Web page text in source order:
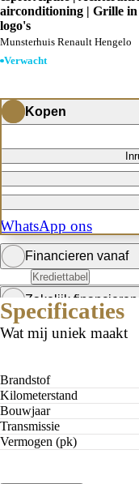
airconditioning | Grille
logo's
Munsterhuis Renault Hengelo
Verwacht
Kopen
WhatsApp ons
Financieren vanaf
Krediettabel
Zakelijk
Specificaties
Wat mij uniek maakt
Brandstof
Kilometerstand
Bouwjaar
Transmissie
Vermogen (pk)